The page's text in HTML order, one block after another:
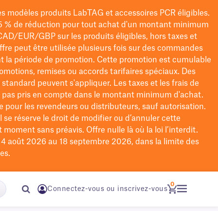
modèles produits LabTAG et accessoires PCR éligibles.
% de réduction pour tout achat d'un montant minimum
EUR/GBPsur les produits éligibles, hors taxes et
peut être utilisée plusieurs fois sur des commandes
la période de promotion. Cette promotion est cumulable
remises ou accords tarifaires spéciaux. Des
peuvent s'appliquer. Les taxes et les frais de
pas pris en compte dans le montant minimum d'achat.
pour les revendeurs ou distributeurs, sauf autorisation.
réserve le droit de modifierou d’annuler cette
moment sans préavis. Offre nulle là où la loi l’interdit.
août 2026 au 18 septembre 2026, dans la limite des
Connectez-vous ou inscrivez-vous
0